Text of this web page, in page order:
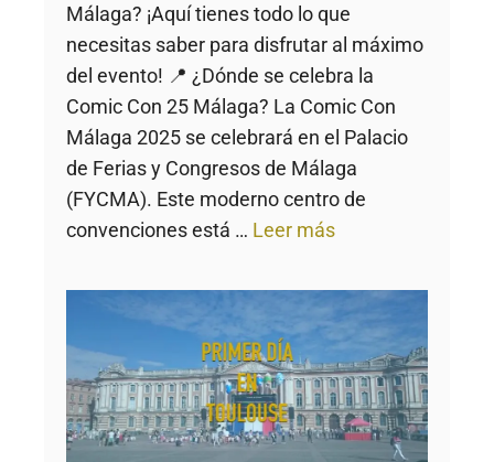
Málaga? ¡Aquí tienes todo lo que
necesitas saber para disfrutar al máximo
del evento! 📍 ¿Dónde se celebra la
Comic Con 25 Málaga? La Comic Con
Málaga 2025 se celebrará en el Palacio
de Ferias y Congresos de Málaga
(FYCMA). Este moderno centro de
convenciones está … Leer más